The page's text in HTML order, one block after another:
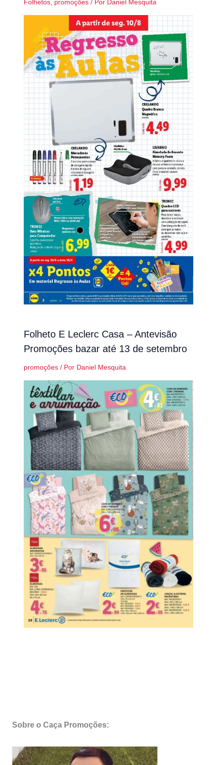
Folhetos, promoções/ Por Daniel Mesquita
Folheto E Leclerc Casa – Antevisão
Promoções bazar até 13 de setembro
promoções/ Por Daniel Mesquita
Sobre o Caça Promoções: